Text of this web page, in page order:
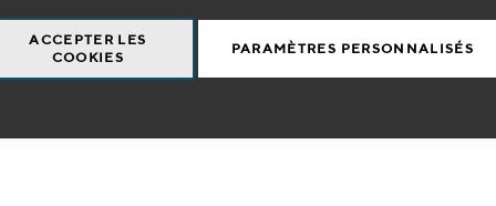
ACCEPTER LES
COOKIES
PARAMÈTRES PERSONNALISÉS